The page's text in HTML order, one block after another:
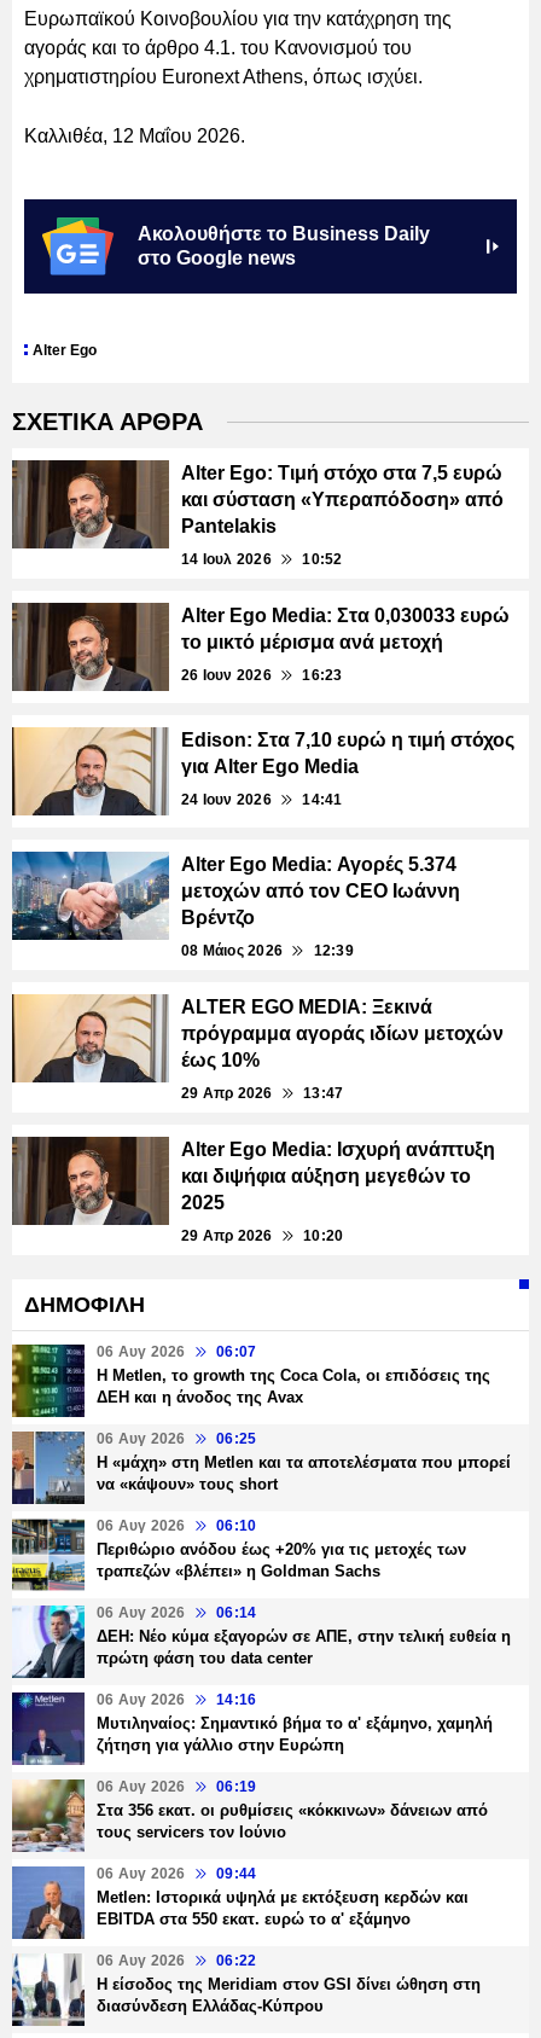
Ευρωπαϊκού Κοινοβουλίου για την κατάχρηση της
αγοράς και το άρθρο 4.1. του Κανονισμού του
χρηματιστηρίου Euronext Athens, όπως ισχύει.
Καλλιθέα, 12 Μαΐου 2026.
Ακολουθήστε το Business Daily
στο Google news
Alter Ego
ΣΧΕΤΙΚΑ ΑΡΘΡΑ
Alter Ego: Τιμή στόχο στα 7,5 ευρώ
και σύσταση «Υπεραπόδοση» από
Pantelakis
14 Ιουλ 2026 10:52
Alter Ego Media: Στα 0,030033 ευρώ
το μικτό μέρισμα ανά μετοχή
26 Ιουν 2026 16:23
Edison: Στα 7,10 ευρώ η τιμή στόχος
για Alter Ego Media
24 Ιουν 2026 14:41
Alter Ego Media: Αγορές 5.374
μετοχών από τον CEO Ιωάννη
Βρέντζο
08 Μάιος 2026 12:39
ALTER EGO MEDIA: Ξεκινά
πρόγραμμα αγοράς ιδίων μετοχών
έως 10%
29 Απρ 2026 13:47
Alter Ego Media: Ισχυρή ανάπτυξη
και διψήφια αύξηση μεγεθών το
2025
29 Απρ 2026 10:20
ΔΗΜΟΦΙΛΗ
06 Αυγ 2026 06:07
H Metlen, το growth της Coca Cola, οι επιδόσεις της
ΔΕΗ και η άνοδος της Avax
06 Αυγ 2026 06:25
H «μάχη» στη Metlen και τα αποτελέσματα που μπορεί
να «κάψουν» τους short
06 Αυγ 2026 06:10
Περιθώριο ανόδου έως +20% για τις μετοχές των
τραπεζών «βλέπει» η Goldman Sachs
06 Αυγ 2026 06:14
ΔΕΗ: Νέο κύμα εξαγορών σε ΑΠΕ, στην τελική ευθεία η
πρώτη φάση του data center
06 Αυγ 2026 14:16
Μυτιληναίος: Σημαντικό βήμα το α' εξάμηνο, χαμηλή
ζήτηση για γάλλιο στην Ευρώπη
06 Αυγ 2026 06:19
Στα 356 εκατ. οι ρυθμίσεις «κόκκινων» δάνειων από
τους servicers τον Ιούνιο
06 Αυγ 2026 09:44
Metlen: Ιστορικά υψηλά με εκτόξευση κερδών και
EBITDA στα 550 εκατ. ευρώ το α' εξάμηνο
06 Αυγ 2026 06:22
Η είσοδος της Meridiam στον GSI δίνει ώθηση στη
διασύνδεση Ελλάδας-Κύπρου